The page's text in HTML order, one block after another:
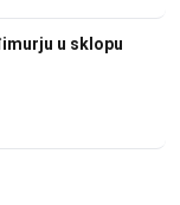
u sklopu